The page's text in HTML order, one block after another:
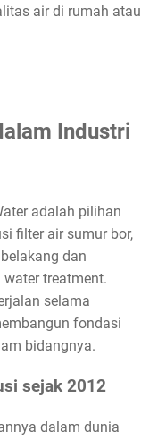
air di rumah atau
Industri
adalah pilihan
filter air sumur bor,
dan
treatment.
selama
fondasi
bidangnya.
sejak 2012
dalam dunia